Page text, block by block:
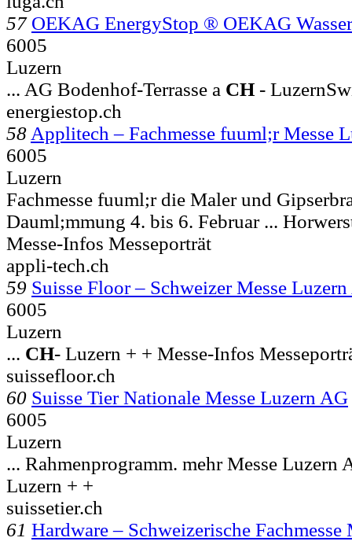
57 OEKAG EnergyStop ® OEKAG
6005
Luzern
... AG Bodenhof-Terrasse a CH -
energiestop.ch
58 Applitech – Fachmesse fuuml;r Messe
6005
Luzern
Fachmesse fuuml;r die Maler und
Dauml;mmung 4. bis 6. Februar ...
Messe-Infos Messeporträt
appli-tech.ch
59 Suisse Floor – Schweizer Messe
6005
Luzern
... CH- Luzern + + Messe-Infos
suissefloor.ch
60 Suisse Tier Nationale Messe Luzern AG
6005
Luzern
... Rahmenprogramm. mehr Messe Luzern
Luzern + +
suissetier.ch
61 Hardware – Schweizerische Fachmesse